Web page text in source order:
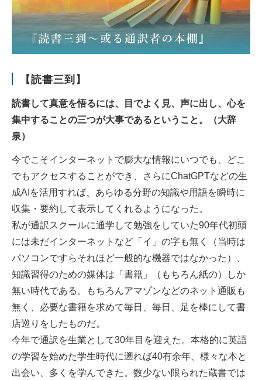
【読書三到】
読書して真意を悟るには、目でよく見、声に出し、心を
集中することの三つが大事であるということ。（大辞
泉）
今でこそインターネットで膨大な情報にいつでも、どこ
でもアクセスすることができ、さらにChatGPTなどの生
成AIを活用すれば、あらゆる分野の知識や用語を瞬時に
収集・要約して表示してくれるようになった。
私が通訳スクールに通学して勉強をしていた90年代初頭
には未だインターネットなど「イ」の字も無く（当時は
パソコンですらそれほど一般的な機器ではなかった）、
知識習得のための媒体は「書籍」（もちろん紙の）しか
無い時代である。もちろんアマゾンなどのネット通販も
無く、必要な書籍を求めて毎日、毎日、足を棒にして書
店巡りをしたものだ。
今年で通訳を生業として30年目を迎えた。本格的に英語
の学習を始めた学生時代に遡れば40有余年、様々な本と
出会い、多くを学んできた。数少ない限られた蔵書では